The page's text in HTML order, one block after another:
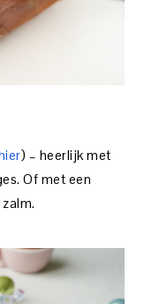
) – heerlijk met
Of met een